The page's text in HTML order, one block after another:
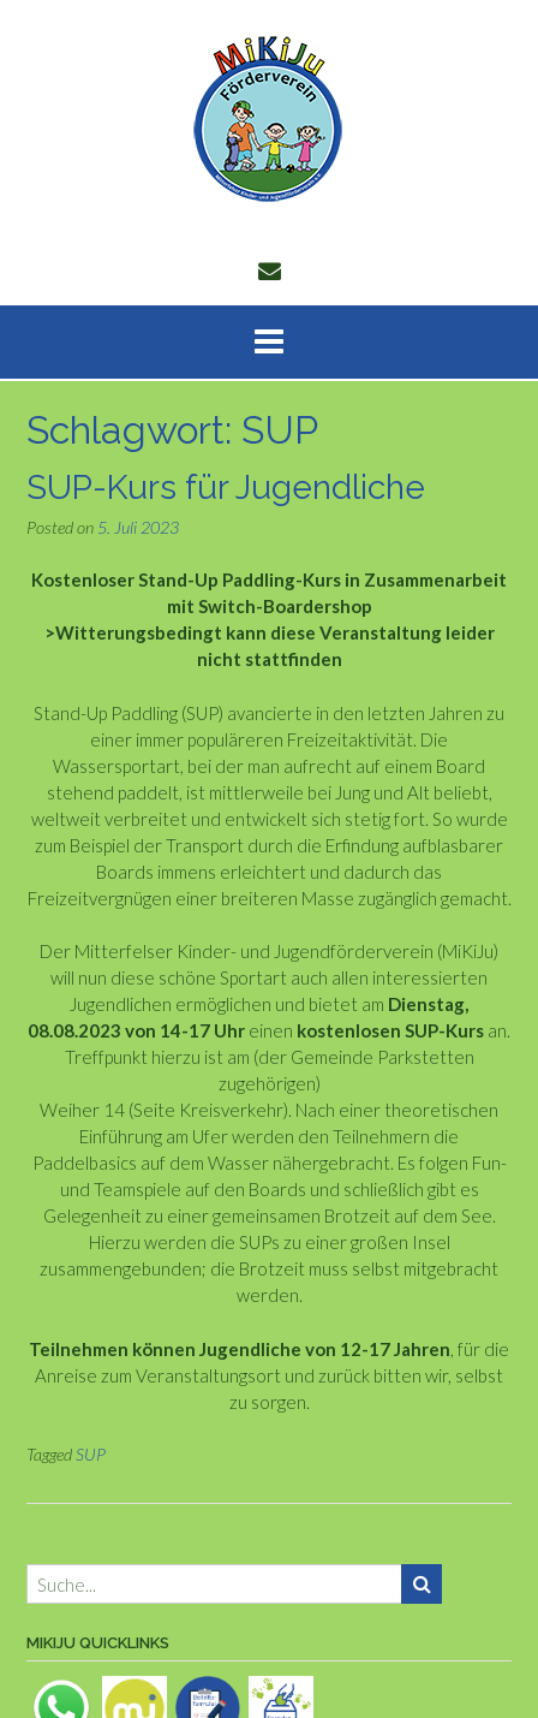
Schlagwort: SUP
SUP-Kurs für Jugendliche
Posted on 5. Juli 2023
Kostenloser Stand-Up Paddling-Kurs in Zusammenarbeit
mit Switch-Boardershop
>Witterungsbedingt kann diese Veranstaltung leider
nicht stattfinden
Stand-Up Paddling (SUP) avancierte in den letzten Jahren zu
einer immer populäreren Freizeitaktivität. Die
Wassersportart, bei der man aufrecht auf einem Board
stehend paddelt, ist mittlerweile bei Jung und Alt beliebt,
weltweit verbreitet und entwickelt sich stetig fort. So wurde
zum Beispiel der Transport durch die Erfindung aufblasbarer
Boards immens erleichtert und dadurch das
Freizeitvergnügen einer breiteren Masse zugänglich gemacht.
Der Mitterfelser Kinder- und Jugendförderverein (MiKiJu)
will nun diese schöne Sportart auch allen interessierten
Jugendlichen ermöglichen und bietet am Dienstag,
08.08.2023 von 14-17 Uhr einen kostenlosen SUP-Kurs an.
Treffpunkt hierzu ist am (der Gemeinde Parkstetten
zugehörigen)
Weiher 14 (Seite Kreisverkehr). Nach einer theoretischen
Einführung am Ufer werden den Teilnehmern die
Paddelbasics auf dem Wasser nähergebracht. Es folgen Fun-
und Teamspiele auf den Boards und schließlich gibt es
Gelegenheit zu einer gemeinsamen Brotzeit auf dem See.
Hierzu werden die SUPs zu einer großen Insel
zusammengebunden; die Brotzeit muss selbst mitgebracht
werden.
Teilnehmen können Jugendliche von 12-17 Jahren , für die
Anreise zum Veranstaltungsort und zurück bitten wir, selbst
zu sorgen.
TaggedSUP
MIKIJU QUICKLINKS